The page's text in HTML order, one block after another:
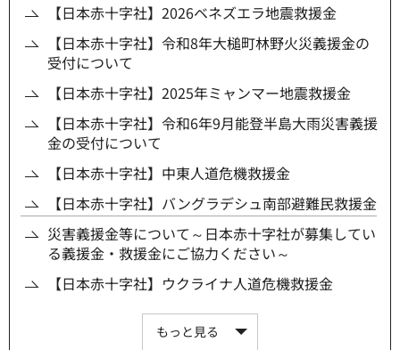
【日本赤十字社】2026ベネズエラ地震救援金
【日本赤十字社】令和8年大槌町林野火災義援金の
受付について
【日本赤十字社】2025年ミャンマー地震救援金
【日本赤十字社】令和6年9月能登半島大雨災害義援
金の受付について
【日本赤十字社】中東人道危機救援金
【日本赤十字社】バングラデシュ南部避難民救援金
災害義援金等について～日本赤十字社が募集してい
る義援金・救援金にご協力ください～
【日本赤十字社】ウクライナ人道危機救援金
もっと見る